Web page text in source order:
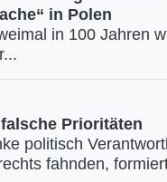
in Polen
in 100 Jahren
Prioritäten
politisch
fahnden,